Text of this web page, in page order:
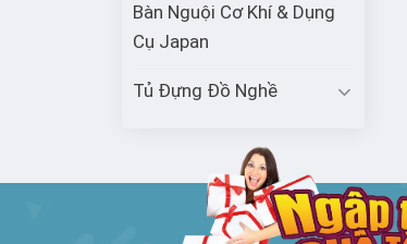
Bàn Nguội Cơ Khí & Dụng
Cụ Japan
Tủ Đựng Đồ Nghề